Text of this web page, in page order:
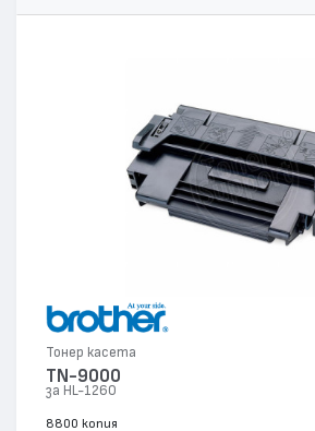
Тонер касета
TN-9000
за HL-1260
8800 копия